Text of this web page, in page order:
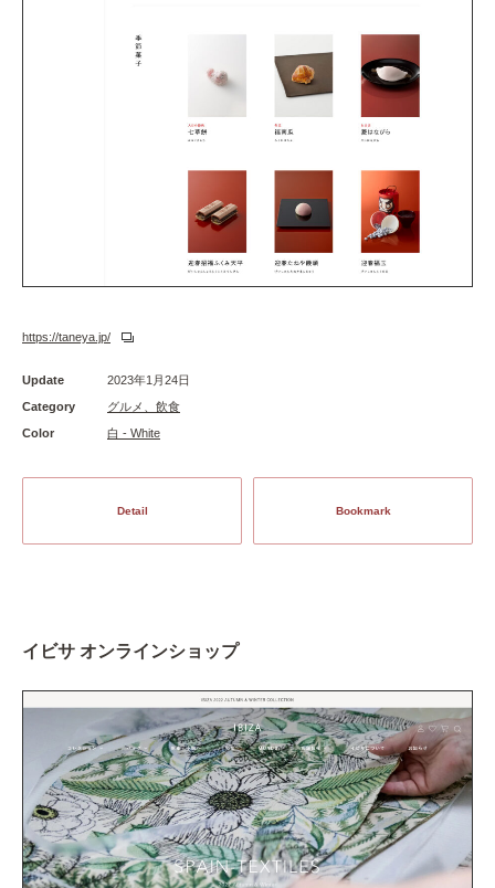
https://taneya.jp/
Update
2023年1月24日
Category
グルメ、飲食
Color
白 - White
Detail Bookmark
イビサ オンラインショップ